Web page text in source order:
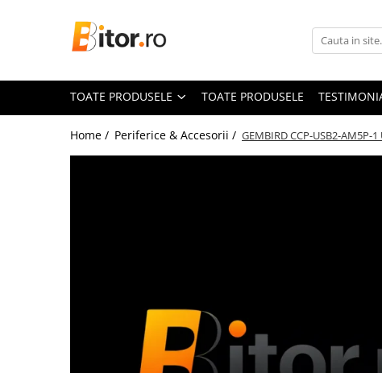
Toate Produsele
Laptop-uri Gaming
Laptop-uri Workstation
Imprimante & Multifuncționale
TOATE PRODUSELE TOATE PRODUSELE
Home / Periferice & Accesorii / GEMBIRD CCP-USB2-